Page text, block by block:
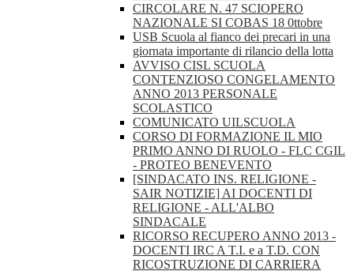
CIRCOLARE N. 47 SCIOPERO
NAZIONALE SI COBAS 18 0ttobre
USB Scuola al fianco dei precari in una
giornata importante di rilancio della lotta
AVVISO CISL SCUOLA
CONTENZIOSO CONGELAMENTO
ANNO 2013 PERSONALE
SCOLASTICO
COMUNICATO UILSCUOLA
CORSO DI FORMAZIONE IL MIO
PRIMO ANNO DI RUOLO - FLC CGIL
- PROTEO BENEVENTO
[SINDACATO INS. RELIGIONE -
SAIR NOTIZIE] AI DOCENTI DI
RELIGIONE - ALL'ALBO
SINDACALE
RICORSO RECUPERO ANNO 2013 -
DOCENTI IRC A T.I. e a T.D. CON
RICOSTRUZIONE DI CARRIERA